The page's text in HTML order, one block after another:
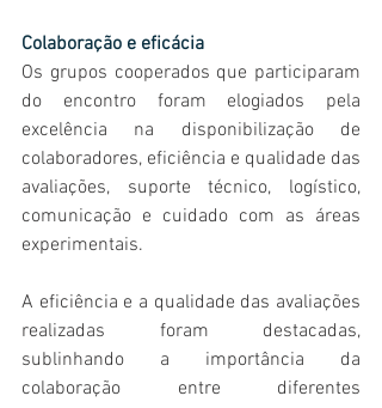
Colaboração e eficácia
Os grupos cooperados que participaram
do encontro foram elogiados pela
excelência na disponibilização de
colaboradores, eficiência e qualidade das
avaliações, suporte técnico, logístico,
comunicação e cuidado com as áreas
experimentais.
A eficiência e a qualidade das avaliações
realizadas foram destacadas,
sublinhando a importância da